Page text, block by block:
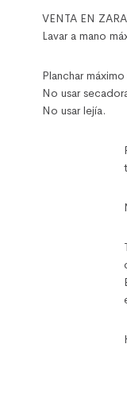
VENTA EN
Lavar a mano
Planchar
No usar
No usar lejía.